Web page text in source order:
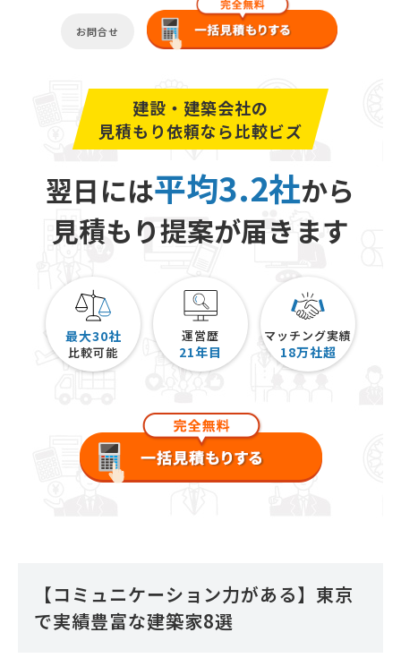
お問合せ
建設・建築会社の
見積もり依頼なら比較ビズ
翌日には平均3.2社から
見積もり提案が届きます
最大30社
比較可能
運営歴
21年目
マッチング実績
18万社超
【コミュニケーション力がある】東京
で実績豊富な建築家8選